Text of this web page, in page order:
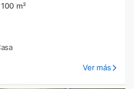
m²
Ver más